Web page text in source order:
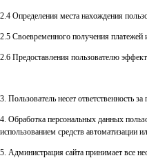
2.4 Определения места нахождения
2.5 Своевременного получения платежей
2.6 Предоставления пользователю
3. Пользователь несет ответственность
4. Обработка персональных данных
использованием средств автоматизации
5. Администрация сайта принимает все